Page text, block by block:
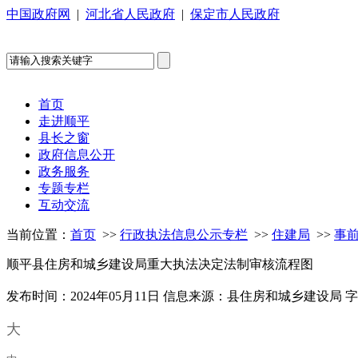
中国政府网 | 河北省人民政府 | 保定市人民政府
首页
走进顺平
县长之窗
政府信息公开
政务服务
专题专栏
互动交流
当前位置： 首页 >> 行政执法信息公示专栏 >> 住建局 >> 事
顺平县住房和城乡建设局重大执法决定法制审核流程图
发布时间：2024年05月11日 信息来源：县住房和城乡建设局
大